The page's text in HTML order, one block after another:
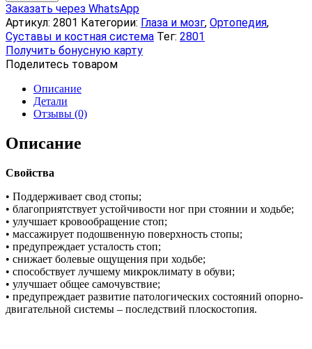
Полустельки
супинированные,
размер
36–
38
Заказать через WhatsApp
Артикул: 2801 Категории: Глаза и мозг, Ортопедия,
Суставы и костная система Тег: 2801
Получить бонусную карту
Поделитесь товаром
Описание
Детали
Отзывы (0)
Описание
Свойства
• Поддерживает свод стопы;
• благоприятствует устойчивости ног при стоянии и ходьбе;
• улучшает кровообращение стоп;
• массажирует подошвенную поверхность стопы;
• предупреждает усталость стоп;
• снижает болевые ощущения при ходьбе;
• способствует лучшему микроклимату в обуви;
• улучшает общее самочувствие;
• предупреждает развитие патологических состояний опорно-
двигательной системы – последствий плоскостопия.